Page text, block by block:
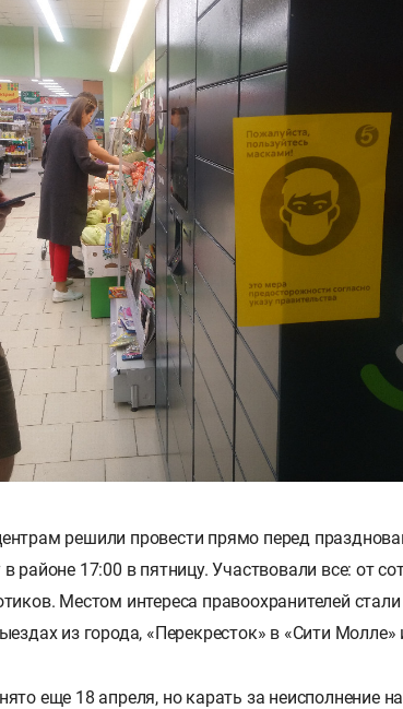
решили провести прямо перед
районе 17:00 в пятницу. Участвовали все: от
Местом интереса правоохранителей
из города, «Перекресток» в «Сити Молле»
еще 18 апреля, но карать за неисполнение